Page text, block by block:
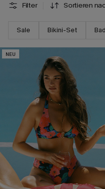
Filter Sortieren
Sale Bikini-Set
NEU